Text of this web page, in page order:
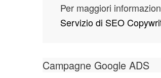
Per maggiori
Servizio di SEO
Campagne Google ADS